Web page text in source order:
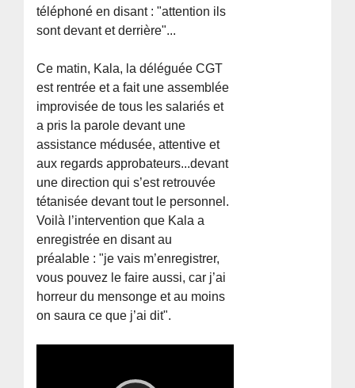
téléphoné en disant : "attention ils
sont devant et derrière"...
Ce matin, Kala, la déléguée CGT
est rentrée et a fait une assemblée
improvisée de tous les salariés et
a pris la parole devant une
assistance médusée, attentive et
aux regards approbateurs...devant
une direction qui s’est retrouvée
tétanisée devant tout le personnel.
Voilà l’intervention que Kala a
enregistrée en disant au
préalable : "je vais m’enregistrer,
vous pouvez le faire aussi, car j’ai
horreur du mensonge et au moins
on saura ce que j’ai dit".